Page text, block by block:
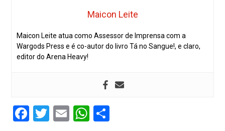
Maicon Leite
Maicon Leite atua como Assessor de Imprensa com a
Wargods Press e é co-autor do livro Tá no Sangue!, e claro,
editor do Arena Heavy!
Facebook
Twitter
EmailWhatsApp